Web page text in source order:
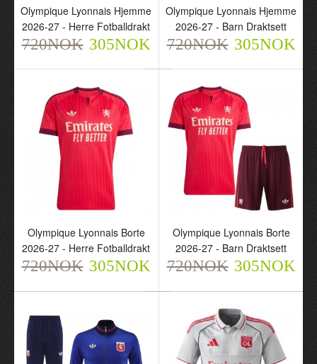
Hjemme 2026-27 - Herre
Fotballdrakt
720NOK 305NOK
Hjemme 2026-27 - Barn
Draktsett
720NOK 305NOK
Olympique Lyonnais
Borte 2026-27 - Herre
Fotballdrakt
720NOK
Olympique Lyonnais
Borte 2026-27 - Barn
Draktsett
720NOK
Olympique Lyonnais Hjemme
2026-27 - Herre Fotballdrakt
720NOK 305NOK
Olympique Lyonnais Hjemme
2026-27 - Barn Draktsett
720NOK 305NOK
Olympique Lyonnais Borte
2026-27 - Herre Fotballdrakt
720NOK 305NOK
Olympique Lyonnais Borte
2026-27 - Barn Draktsett
720NOK 305NOK